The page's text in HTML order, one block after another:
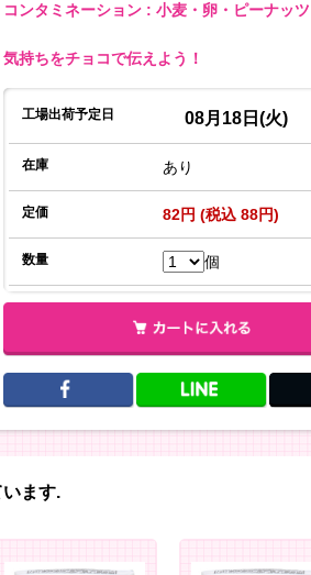
コンタミネーション : 小麦・卵・ピーナッツ
気持ちをチョコで伝えよう！
工場出荷予定日 08月18日(火)
在庫 あり
定価 82円 (税込 88円)
数量 個
ます.